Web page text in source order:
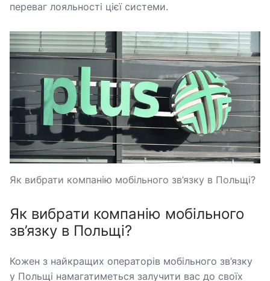
переваг лояльності цієї системи.
Як вибрати компанію мобільного зв’язку в Польщі?
Як вибрати компанію мобільного
зв’язку в Польщі?
Кожен з найкращих операторів мобільного зв’язку
у Польщі намагатиметься залучити вас до своїх